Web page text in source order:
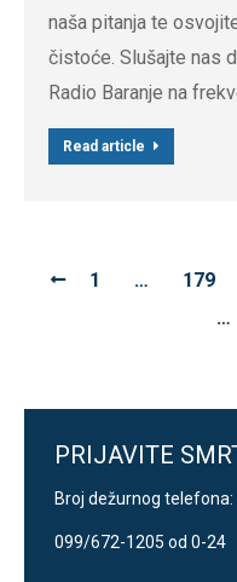
naša pitanja te
čistoće. Slušajte nas
Radio Baranje na
Read article
1 … 179
…
PRIJAVITE
Broj dežurnog telefona:
099/672-1205 od 0-24